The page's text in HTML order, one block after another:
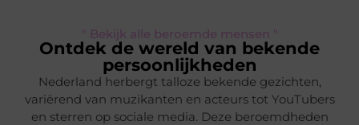
" Bekijk alle beroemde mensen "
Ontdek de wereld van bekende
persoonlijkheden
Nederland herbergt talloze bekende gezichten,
variërend van muzikanten en acteurs tot YouTubers
en sterren op sociale media. Deze beroemdheden